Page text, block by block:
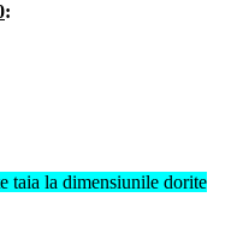
:
taia la dimensiunile dorite